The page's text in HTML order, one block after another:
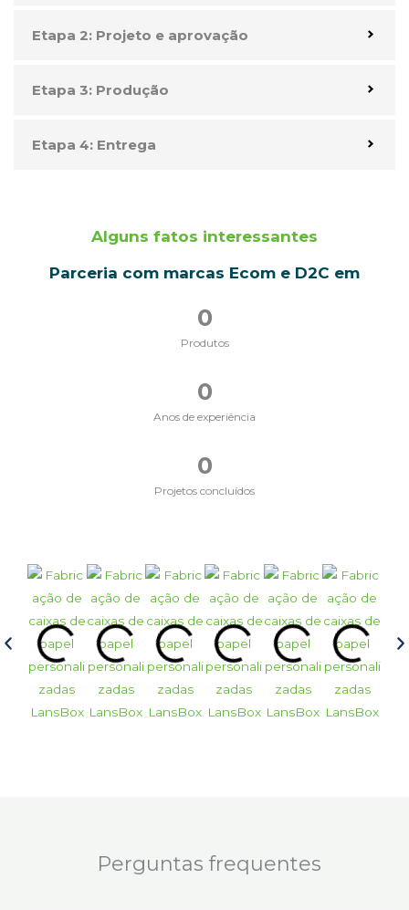
Etapa 2: Projeto e aprovação
Etapa 3: Produção
Etapa 4: Entrega
Alguns fatos interessantes
Parceria com marcas Ecom e D2C em
Produtos
0
Anos de experiência
0
Projetos concluídos
0
Perguntas frequentes